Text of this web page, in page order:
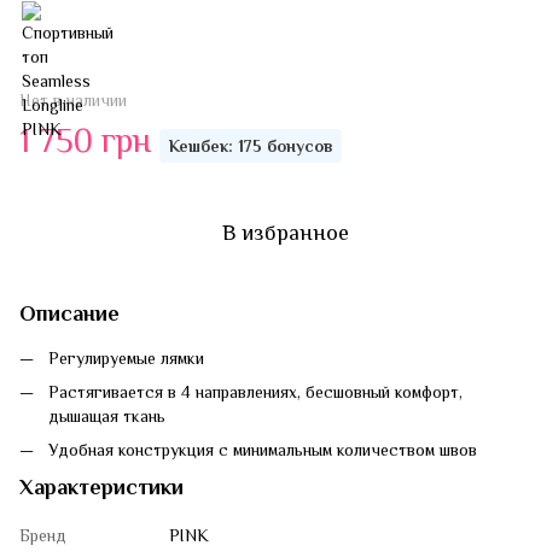
Нет в наличии
1 750 грн Кешбек: 175 бонусов
В избранное
Описание
Регулируемые лямки
Растягивается в 4 направлениях, бесшовный комфорт,
дышащая ткань
Удобная конструкция с минимальным количеством швов
Характеристики
Бренд
PINK